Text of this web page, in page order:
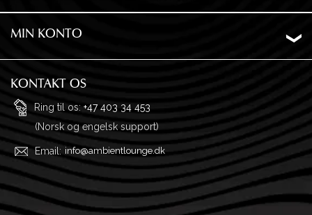
Levering
Privatliv
Garanti og returnering
Ofte stillede spørgsmål
Købsvilkår
MIN KONTO
Ønskeliste
Adresser
KONTAKT OS
Ring til os: +47 403 34 453
(Norsk og engelsk support)
Email: info@ambientlounge.dk